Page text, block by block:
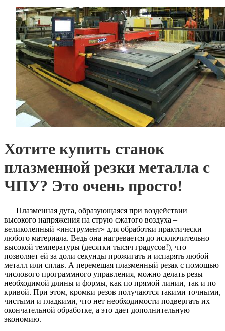
Хотите купить станок
плазменной резки металла с
ЧПУ? Это очень просто!
Плазменная дуга, образующаяся при воздействии
высокого напряжения на струю сжатого воздуха –
великолепный «инструмент» для обработки практически
любого материала. Ведь она нагревается до исключительно
высокой температуры (десятки тысяч градусов!), что
позволяет ей за доли секунды прожигать и испарять любой
металл или сплав. А перемещая плазменный резак с помощью
числового программного управления, можно делать резы
необходимой длины и формы, как по прямой линии, так и по
кривой. При этом, кромки резов получаются такими точными,
чистыми и гладкими, что нет необходимости подвергать их
окончательной обработке, а это дает дополнительную
экономию.